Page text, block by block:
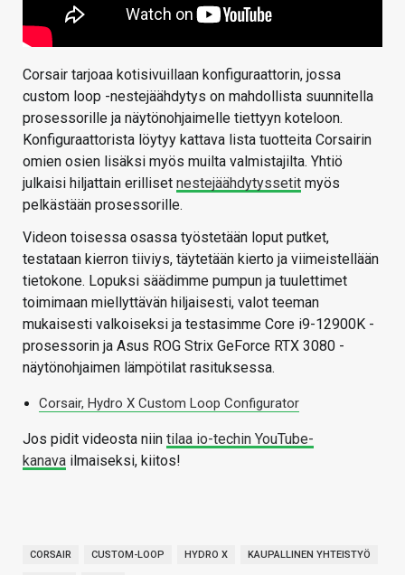
Corsair tarjoaa kotisivuillaan konfiguraattorin, jossa
custom loop -nestejäähdytys on mahdollista suunnitella
prosessorille ja näytönohjaimelle tiettyyn koteloon.
Konfiguraattorista löytyy kattava lista tuotteita Corsairin
omien osien lisäksi myös muilta valmistajilta. Yhtiö
julkaisi hiljattain erilliset nestejäähdytyssetit myös
pelkästään prosessorille.
Videon toisessa osassa työstetään loput putket,
testataan kierron tiiviys, täytetään kierto ja viimeistellään
tietokone. Lopuksi säädimme pumpun ja tuulettimet
toimimaan miellyttävän hiljaisesti, valot teeman
mukaisesti valkoiseksi ja testasimme Core i9-12900K -
prosessorin ja Asus ROG Strix GeForce RTX 3080 -
näytönohjaimen lämpötilat rasituksessa.
Corsair, Hydro X Custom Loop Configurator
Jos pidit videosta niin tilaa io-techin YouTube-
kanava ilmaiseksi, kiitos!
CORSAIR CUSTOM-LOOP HYDRO X KAUPALLINEN YHTEISTYÖ